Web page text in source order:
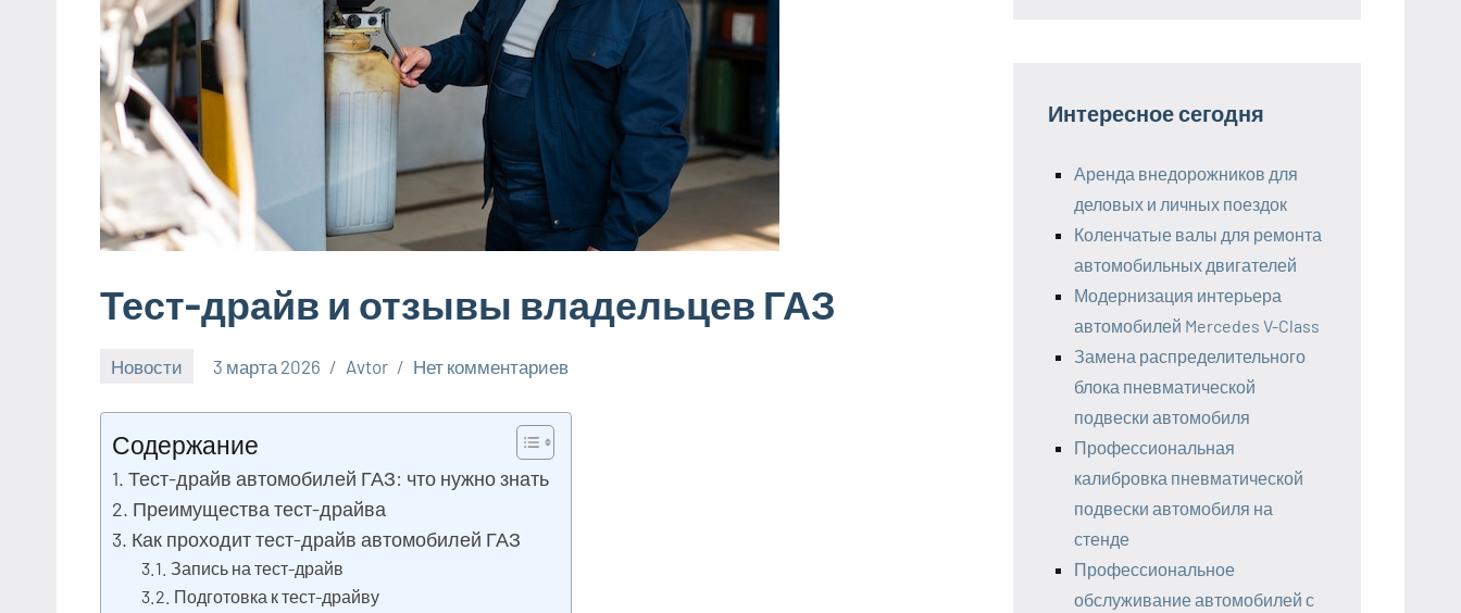
Тест-драйв и отзывы владельцев ГАЗ
Новости 3 марта 2026 Avtor Нет комментариев
Содержание
Тест-драйв автомобилей ГАЗ: что нужно знать
Преимущества тест-драйва
Как проходит тест-драйв автомобилей ГАЗ
Запись на тест-драйв
Подготовка к тест-драйву
Интересное сегодня
Аренда внедорожников для
деловых и личных поездок
Коленчатые валы для ремонта
автомобильных двигателей
Модернизация интерьера
автомобилей Mercedes V-Class
Замена распределительного
блока пневматической
подвески автомобиля
Профессиональная
калибровка пневматической
подвески автомобиля на
стенде
Профессиональное
обслуживание автомобилей с